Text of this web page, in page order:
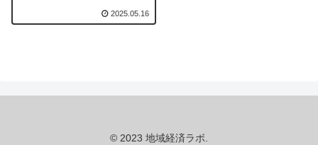
タチ～定義から事例、未
来展望まで徹底解説～
2025.05.16
© 2023 地域経済ラボ.